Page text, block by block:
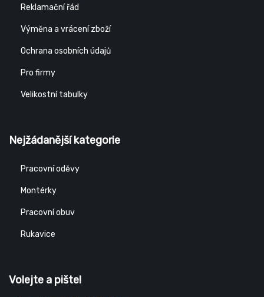
Reklamační řád
Výměna a vrácení zboží
Ochrana osobních údajů
Pro firmy
Velikostní tabulky
Nejžádanější kategorie
Pracovní oděvy
Montérky
Pracovní obuv
Rukavice
Volejte a pište!